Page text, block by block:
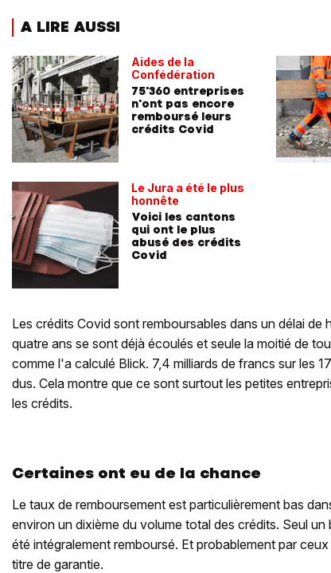
A LIRE AUSSI
Aides de la
Confédération
75'360 entreprises
n'ont pas encore
remboursé leurs
crédits Covid
Le Jura a été le plus
honnête
Voici les cantons
qui ont le plus
abusé des crédits
Covid
Les crédits Covid sont remboursables dans un délai de
quatre ans se sont déjà écoulés et seule la moitié de
comme l'a calculé Blick. 7,4 milliards de francs sur les
dus. Cela montre que ce sont surtout les petites
les crédits.
Certaines ont eu de la chance
Le taux de remboursement est particulièrement bas
environ un dixième du volume total des crédits. Seul
été intégralement remboursé. Et probablement par
titre de garantie.